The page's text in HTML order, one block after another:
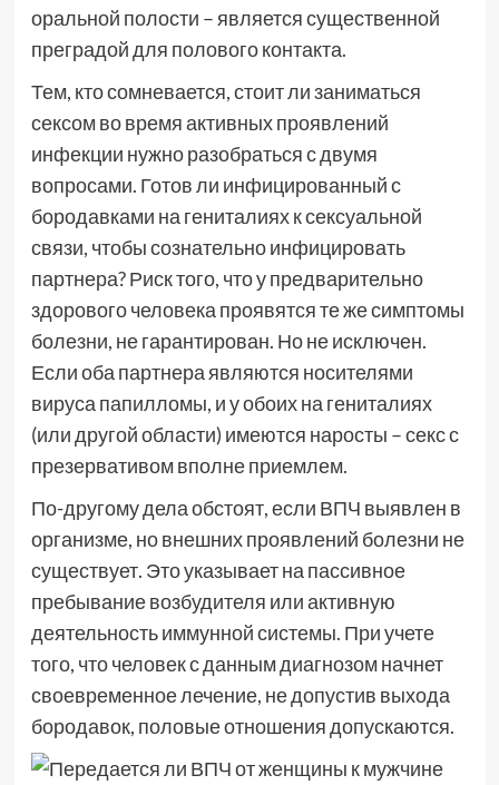
оральной полости – является существенной
преградой для полового контакта.
Тем, кто сомневается, стоит ли заниматься
сексом во время активных проявлений
инфекции нужно разобраться с двумя
вопросами. Готов ли инфицированный с
бородавками на гениталиях к сексуальной
связи, чтобы сознательно инфицировать
партнера? Риск того, что у предварительно
здорового человека проявятся те же симптомы
болезни, не гарантирован. Но не исключен.
Если оба партнера являются носителями
вируса папилломы, и у обоих на гениталиях
(или другой области) имеются наросты – секс с
презервативом вполне приемлем.
По-другому дела обстоят, если ВПЧ выявлен в
организме, но внешних проявлений болезни не
существует. Это указывает на пассивное
пребывание возбудителя или активную
деятельность иммунной системы. При учете
того, что человек с данным диагнозом начнет
своевременное лечение, не допустив выхода
бородавок, половые отношения допускаются.